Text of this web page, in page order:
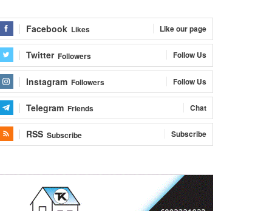
Facebook Likes Like our page
Twitter Followers Follow Us
Instagram Followers Follow Us
Telegram Friends Chat
RSS Subscribe Subscribe